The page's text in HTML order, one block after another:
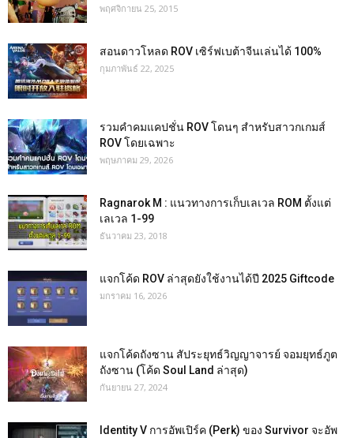
พฤศจิกายน 25, 2015
สอนดาวโหลด ROV เซิร์ฟเบต้าจีนเล่นได้ 100%
กุมภาพันธ์ 22, 2025
รวมคำคมแคปชั่น ROV โดนๆ สำหรับสาวกเกมส์
ROV โดยเฉพาะ
พฤษภาคม 29, 2026
Ragnarok M : แนวทางการเก็บเลเวล ROM ตั้งแต่
เลเวล 1-99
ธันวาคม 23, 2018
แจกโค้ด ROV ล่าสุดยังใช้งานได้ปี 2025 Giftcode
มกราคม 16, 2026
แจกโค้ดถังซาน สัประยุทธ์วิญญาจารย์ จอมยุทธ์ภูต
ถังซาน (โค้ด Soul Land ล่าสุด)
กันยายน 27, 2024
Identity V การอัพเปิร์ค (Perk) ของ Survivor จะอัพ